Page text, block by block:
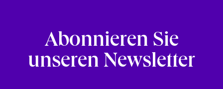
Abonnieren Sie
unseren Newsletter